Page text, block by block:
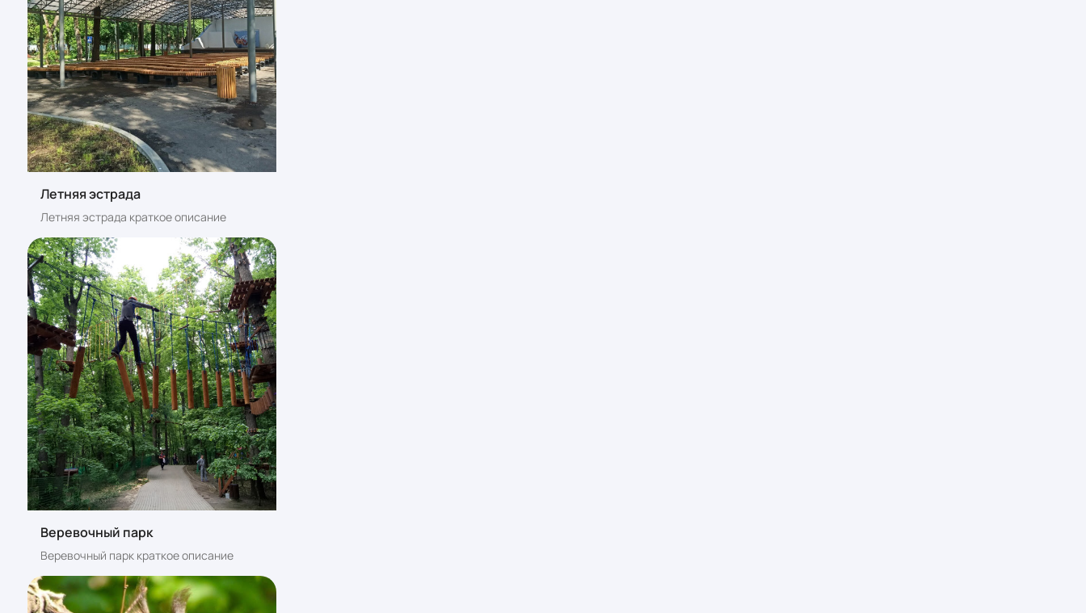
Летняя эстрада
Летняя эстрада краткое описание
Веревочный парк
Веревочный парк краткое описание